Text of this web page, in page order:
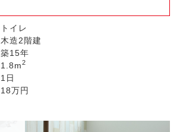
トイレ
木造2階建
築15年
1.8m2
1日
18万円